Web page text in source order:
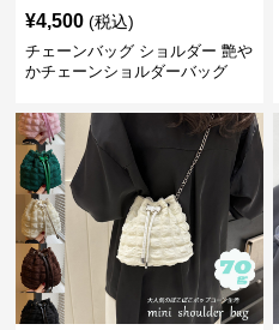
¥4,500 (税込)
チェーンバッグ ショルダー 艶や
かチェーンショルダーバッグ